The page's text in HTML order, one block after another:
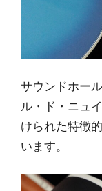
サウンドホー
ル・ド・ニュ
けられた特徴
います。